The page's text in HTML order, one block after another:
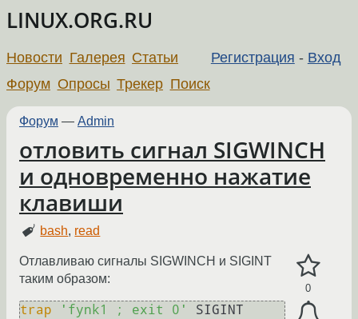
LINUX.ORG.RU
Регистрация - Вход
Новости Галерея Статьи
Форум Опросы Трекер Поиск
Форум — Admin
отловить сигнал SIGWINCH
и одновременно нажатие
клавиши
bash, read
0
Отлавливаю сигналы SIGWINCH и SIGINT
таким образом:
trap 'fynk1 ; exit 0'